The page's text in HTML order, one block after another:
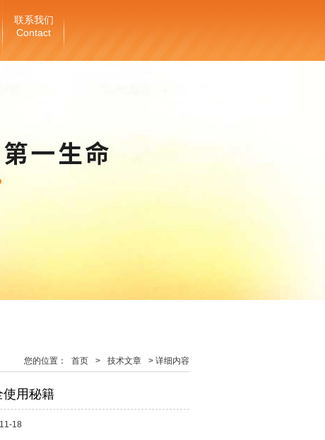
联系我们
Contact
您的位置： 首页 > 技术文章 > 详细内容
用秘籍
18